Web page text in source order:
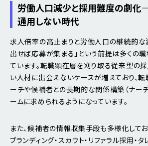
労働人口減少と採用難度の劇化―
通用しない時代
求人倍率の高止まりと労働人口の継続的な
出せば応募が集まる」という前提は多くの職
ています。転職顕在層を刈り取る従来型の
い人材に出会えないケースが増えており、
ーチや候補者との長期的な関係構築（ナー
ームに求められるようになっています。
また、候補者の情報収集手段も多様化してお
ブランディング・スカウト・リファラル採用・